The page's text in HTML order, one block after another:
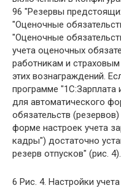
96 "Резервы
"Оценочные
"Оценочные
учета оценочных
работникам и
этих вознаграждений.
программе "1С:Зарплата
для автоматического
обязательств
форме настроек учета
кадры") достаточно
резерв отпусков" (рис. 4).
6 Рис. 4. Настройки